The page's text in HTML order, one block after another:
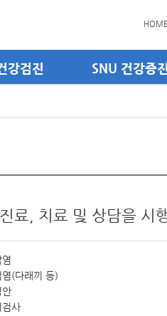
HOME
강검진 SNU 건강증진
료, 치료 및 상담을 시
염
염(다래끼 등)
안
검사